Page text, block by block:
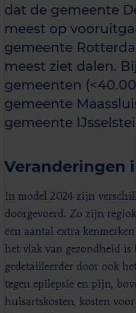
dat de gemeente
meest op
gemeente
meest ziet dalen.
gemeenten
gemeente
gemeente
Veranderingen
In model 2024 zijn
doorgevoerd. Zo zijn
een aantal extra
het vlak van gezondheid is
gedetailleerder door ook
tegen epilepsie en pijn,
huisartskosten, kosten